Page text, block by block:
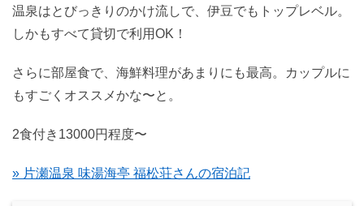
温泉はとびっきりのかけ流しで、伊豆でもトップレベル。
しかもすべて貸切で利用OK！
さらに部屋食で、海鮮料理があまりにも最高。カップルに
もすごくオススメかな〜と。
2食付き13000円程度〜
» 片瀬温泉 味湯海亭 福松荘さんの宿泊記